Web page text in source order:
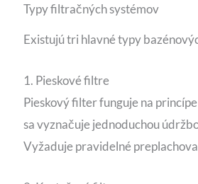
Typy filtračných systémov
Existujú tri hlavné typy
1. Pieskové filtre
Pieskový filter funguje na
sa vyznačuje jednoduchou
Vyžaduje pravidelné